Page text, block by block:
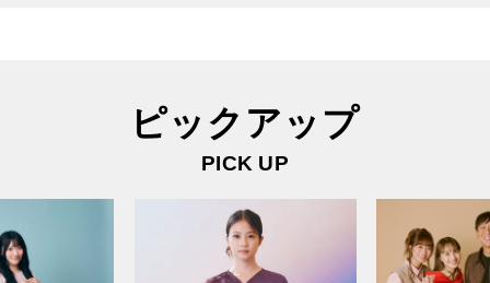
ピックアップ
PICK UP